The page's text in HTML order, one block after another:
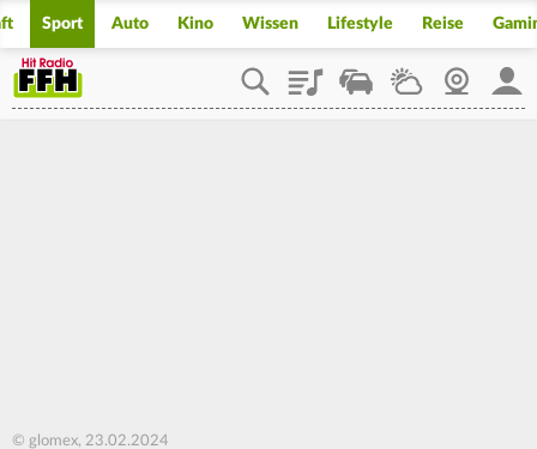
Sport Auto Kino Wissen Lifestyle Reise
PlaylistStaupilotWetterWebcam
© glomex, 23.02.2024